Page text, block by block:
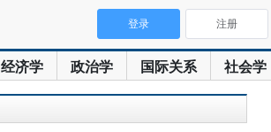
经济学 政治学 国际关系 社会学
登录 注册